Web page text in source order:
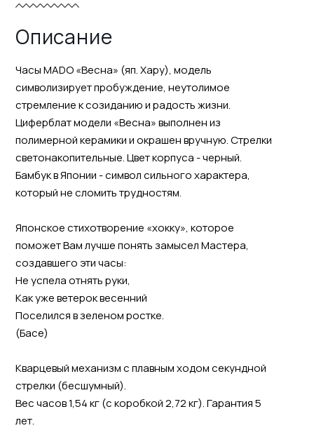
Описание
Часы MADO «Весна» (яп. Хару), модель
символизирует пробуждение, неутолимое
стремление к созиданию и радость жизни.
Циферблат модели «Весна» выполнен из
полимерной керамики и окрашен вручную. Стрелки
светонакопительные. Цвет корпуса - черный.
Бамбук в Японии - символ сильного характера,
который не сломить трудностям.
Японское стихотворение «хокку», которое
поможет Вам лучше понять замысел Мастера,
создавшего эти часы:
Не успела отнять руки,
Как уже ветерок весенний
Поселился в зеленом ростке.
(Басе)
Кварцевый механизм с плавным ходом секундной
стрелки (бесшумный).
Вес часов 1,54 кг (с коробкой 2,72 кг). Гарантия 5
лет.